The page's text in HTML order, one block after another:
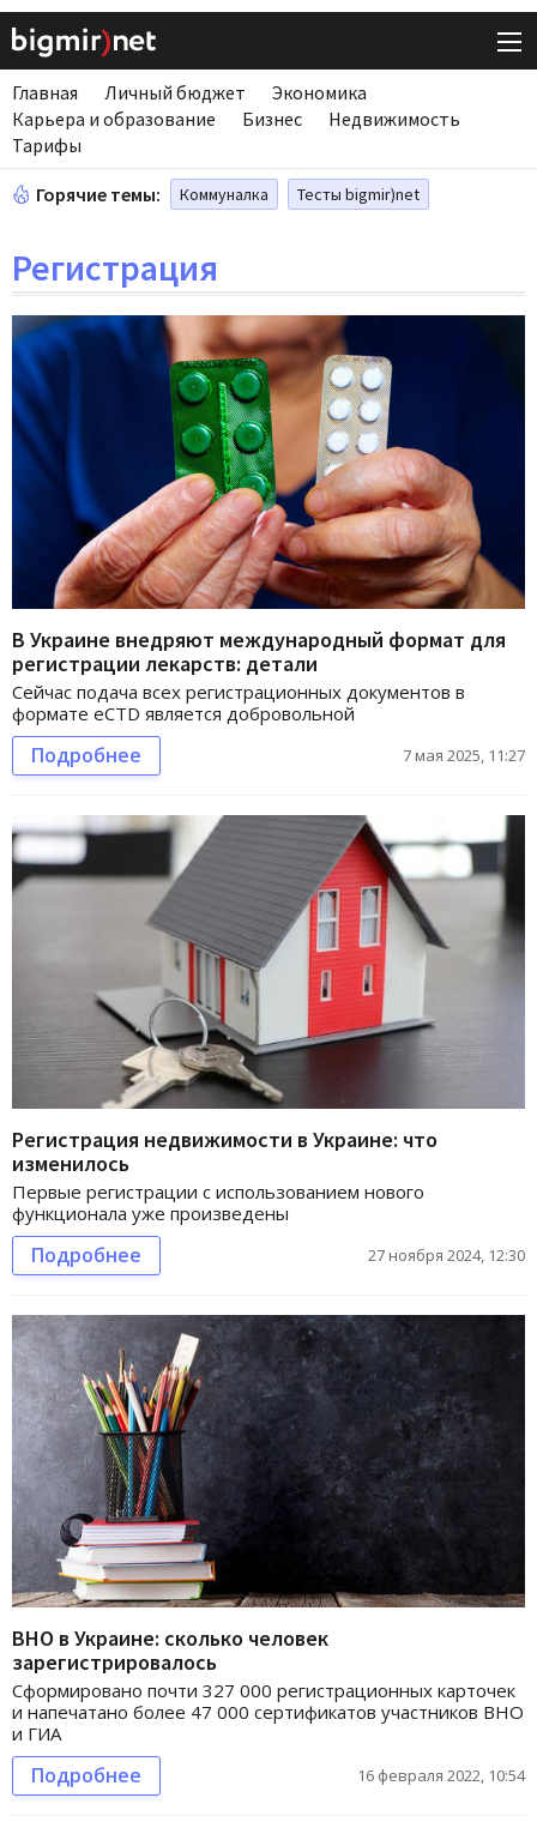
Главная Личный бюджет
Экономика
Карьера и образование
Бизнес
Недвижимость
Тарифы
Горячие темы: Коммуналка Тесты bigmir)net
Регистрация
В Украине внедряют международный формат для
регистрации лекарств: детали
Сейчас подача всех регистрационных документов в
формате eCTD является добровольной
Подробнее 7 мая 2025, 11:27
Регистрация недвижимости в Украине: что
изменилось
Первые регистрации с использованием нового
функционала уже произведены
Подробнее 27 ноября 2024, 12:30
ВНО в Украине: сколько человек
зарегистрировалось
Сформировано почти 327 000 регистрационных карточек
и напечатано более 47 000 сертификатов участников ВНО
и ГИА
Подробнее 16 февраля 2022, 10:54